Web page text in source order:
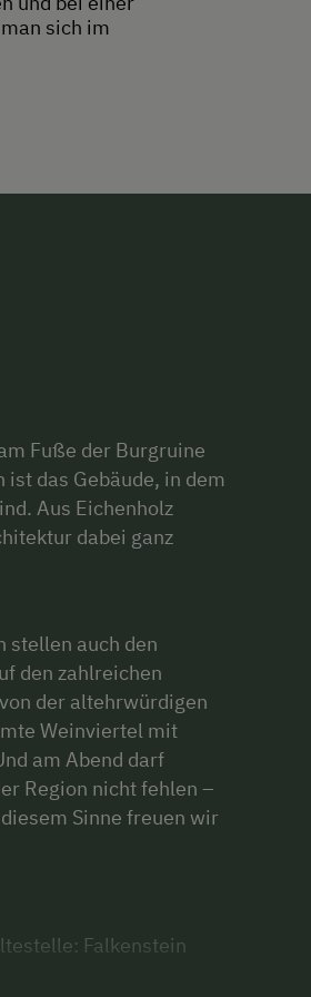
sich im
Fuße der Burgruine
das Gebäude, in dem
Aus Eichenholz
dabei ganz
stellen auch den
den zahlreichen
der altehrwürdigen
Weinviertel mit
am Abend darf
Region nicht fehlen –
Sinne freuen wir
Falkenstein